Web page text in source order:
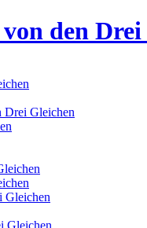
den Drei
Drei Gleichen
Gleichen
Gleichen